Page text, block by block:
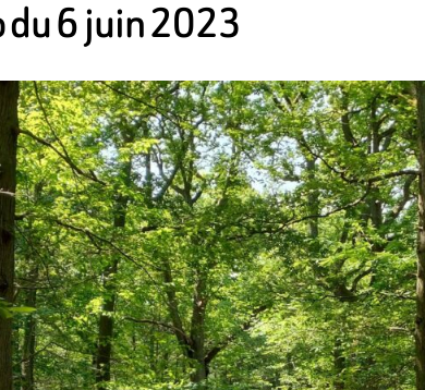
du 6 juin 2023